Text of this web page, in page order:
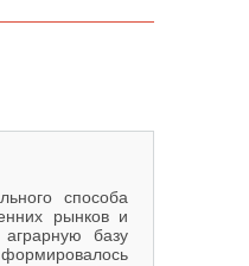
способа
рынков и
базу